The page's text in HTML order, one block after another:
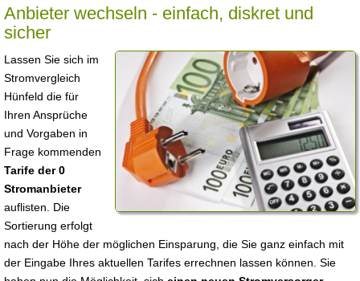
Anbieter wechseln - einfach, diskret und
sicher
Lassen Sie sich im
Stromvergleich
Hünfeld die für
Ihren Ansprüche
und Vorgaben in
Frage kommenden
Tarife der 0
Stromanbieter
auflisten. Die
Sortierung erfolgt
nach der Höhe der möglichen Einsparung, die Sie ganz einfach mit
der Eingabe Ihres aktuellen Tarifes errechnen lassen können. Sie